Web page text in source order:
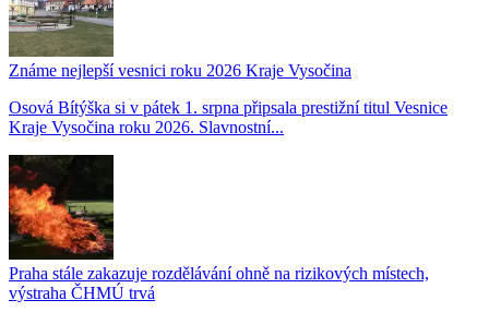
Známe nejlepší vesnici roku 2026 Kraje Vysočina
Osová Bítýška si v pátek 1. srpna připsala prestižní titul Vesnice
Kraje Vysočina roku 2026. Slavnostní...
Praha stále zakazuje rozdělávání ohně na rizikových místech,
výstraha ČHMÚ trvá